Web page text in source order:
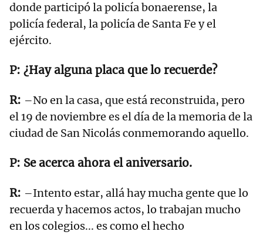
donde participó la policía bonaerense, la
policía federal, la policía de Santa Fe y el
ejército.
¿Hay alguna placa que lo recuerde?
–No en la casa, que está reconstruida, pero
el 19 de noviembre es el día de la memoria de la
ciudad de San Nicolás conmemorando aquello.
Se acerca ahora el aniversario.
–Intento estar, allá hay mucha gente que lo
recuerda y hacemos actos, lo trabajan mucho
en los colegios... es como el hecho